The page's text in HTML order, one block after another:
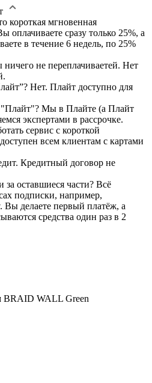
короткая мгновенная
оплачиваете сразу только 25%, а
в течение 6 недель, по 25%
не переплачиваетей. Нет
Нет. Плайт доступно для
Мы в Плайте (а Плайт
экспертами в рассрочке.
сервис с короткой
всем клиентам с картами
Кредитный договор не
за оставшиеся части? Всё
подписки, например,
делаете первый платёж, а
средства один раз в 2
BRAID WALL Green